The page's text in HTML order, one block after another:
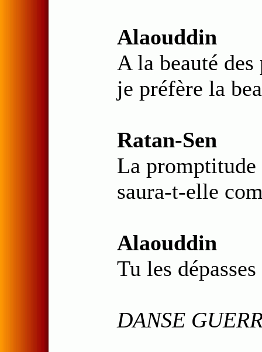
Alaouddin
A la beauté des
je préfère la
Ratan-Sen
La promptitude
saura-t-elle
Alaouddin
Tu les
DANSE